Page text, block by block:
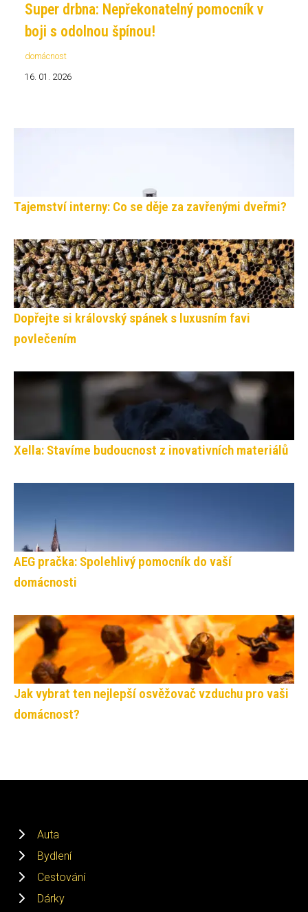
Super drbna: Nepřekonatelný pomocník v
boji s odolnou špínou!
domácnost
16. 01. 2026
Tajemství interny: Co se děje za zavřenými dveřmi?
Dopřejte si královský spánek s luxusním favi
povlečením
Xella: Stavíme budoucnost z inovativních materiálů
AEG pračka: Spolehlivý pomocník do vaší
domácnosti
Jak vybrat ten nejlepší osvěžovač vzduchu pro vaši
domácnost?
Auta
Bydlení
Cestování
Dárky